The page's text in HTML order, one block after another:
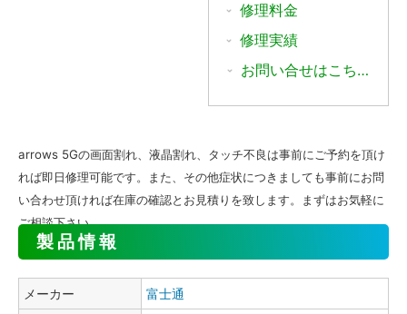
修理料金
修理実績
お問い合せはこちら
arrows 5Gの画面割れ、液晶割れ、タッチ不良は事前にご予約を頂け
れば即日修理可能です。また、その他症状につきましても事前にお問
い合わせ頂ければ在庫の確認とお見積りを致します。まずはお気軽に
ご相談下さい。
製品情報
メーカー 富士通